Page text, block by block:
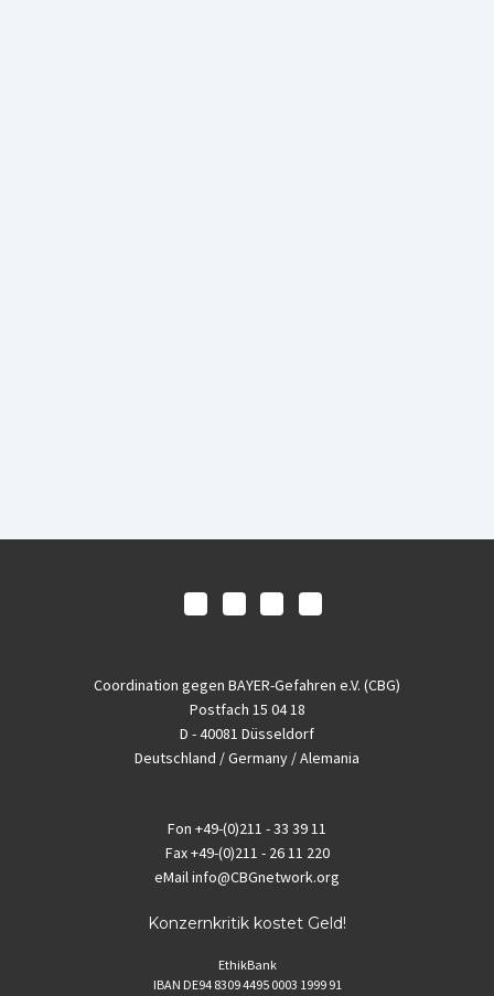
Coordination gegen BAYER-Gefahren e.V. (CBG)
Postfach 15 04 18
D - 40081 Düsseldorf
Deutschland / Germany / Alemania
Fon +49-(0)211 - 33 39 11
Fax+49-(0)211 - 26 11 220
eMailinfo@CBGnetwork.org
Konzernkritik kostet Geld!
EthikBank
IBAN DE94 8309 4495 0003 1999 91